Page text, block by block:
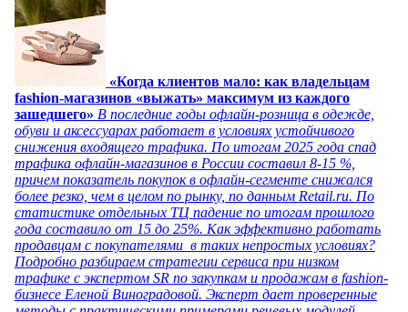
«Когда клиентов мало: как владельцам
fashion-магазинов «выжать» максимум из каждого
зашедшего» В последние годы офлайн-розница в одежде,
обуви и аксессуарах работает в условиях устойчивого
снижения входящего трафика. По итогам 2025 года спад
трафика офлайн-магазинов в России составил 8-15 %,
причем показатель покупок в офлайн-сегменте снижался
более резко, чем в целом по рынку, по данным Retail.ru. По
статистике отдельных ТЦ падение по итогам прошлого
года составило от 15 до 25%. Как эффективно работать
продавцам с покупателями в таких непростых условиях?
Подробно разбираем стратегии сервиса при низком
трафике с экспертом SR по закупкам и продажам в fashion-
бизнесе Еленой Виноградовой. Эксперт дает проверенные